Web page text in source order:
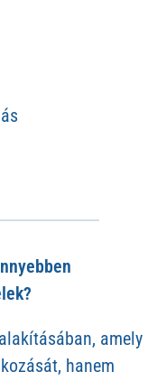
amely
hanem